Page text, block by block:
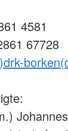
4581
67728